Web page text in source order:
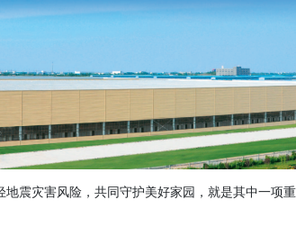
震灾害风险，共同守护美好家园，就是其中一项重